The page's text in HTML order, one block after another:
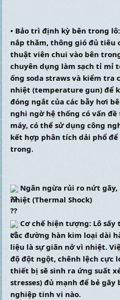
• Bảo trì định kỳ bên trong
nắp thăm, thông gió đủ tiêu
thuật viên chui vào bên
chuyên dụng làm sạch tỉ mỉ
ống soda straws và kiểm tra
nhiệt (temperature gun) để
đóng ngắt của các bẫy hơi
nghi ngờ hệ thống có vấn
máy, có thể sử dụng công
kết hợp phân tích dải phổ
trong.
Ngăn ngừa rủi ro nứt gãy,
nhiệt (Thermal Shock)
Cơ chế hiện tượng: Lô
các đường hàn kim loại dài
liệu là sự giãn nở vì nhiệt.
độ đột ngột, chênh lệch cực
thiết bị sẽ sinh ra ứng suất
stresses) đủ mạnh để bẻ
nghiệp tinh vi nào.